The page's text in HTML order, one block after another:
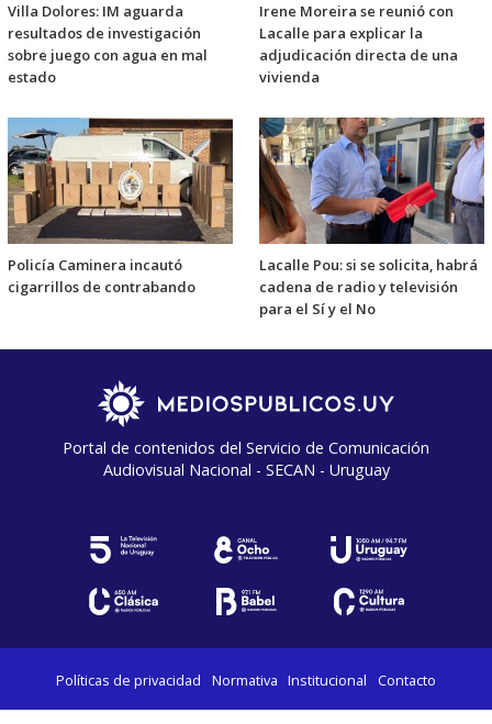
Villa Dolores: IM aguarda
resultados de investigación
sobre juego con agua en mal
estado
Irene Moreira se reunió con
Lacalle para explicar la
adjudicación directa de una
vivienda
Policía Caminera incautó
cigarrillos de contrabando
Lacalle Pou: si se solicita, habrá
cadena de radio y televisión
para el Sí y el No
Portal de contenidos del Servicio de Comunicación
Audiovisual Nacional - SECAN - Uruguay
Políticas de privacidad Normativa Institucional Contacto